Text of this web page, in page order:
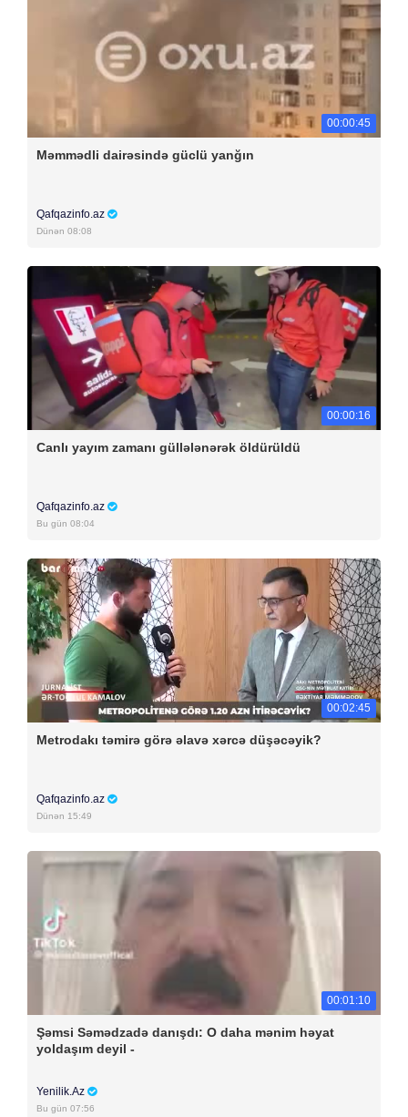
00:00:45
Məmmədli dairəsində güclü yanğın
Qafqazinfo.az
Dünən 08:08
00:00:16
Canlı yayım zamanı güllələnərək öldürüldü
Qafqazinfo.az
Bu gün 08:04
00:02:45
Metrodakı təmirə görə əlavə xərcə düşəcəyik?
Qafqazinfo.az
Dünən 15:49
00:01:10
Şəmsi Səmədzadə danışdı: O daha mənim həyat
yoldaşım deyil -
Yenilik.Az
Bu gün 07:56